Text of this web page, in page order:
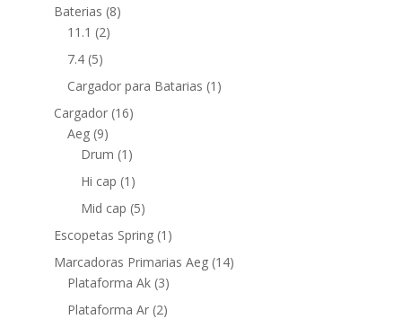
Baterias (8)
11.1 (2)
7.4 (5)
Cargador para Batarias (1)
Cargador (16)
Aeg (9)
Drum (1)
Hi cap (1)
Mid cap (5)
Escopetas Spring (1)
Marcadoras Primarias Aeg (14)
Plataforma Ak (3)
Plataforma Ar (2)